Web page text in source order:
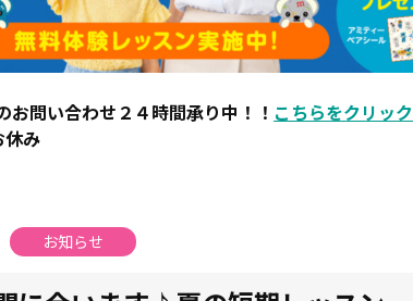
問い合わせ２４時間承り中！！ こちらをクリック
み
お知らせ